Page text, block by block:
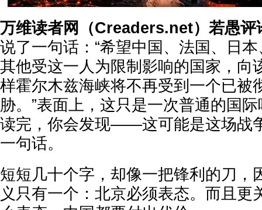
万维读者网（Creaders.net）若愚评
说了一句话： “希望中国、法国、日
其他受这一人为限制影响的国家，向
样霍尔木兹海峡将不再受到一个已被
胁。”表面上，这只是一次普通的国
读完，你会发现——这可能是这场战
一句话。
短短几十个字，却像一把锋利的刀，
义只有一个：北京必须表态。而且